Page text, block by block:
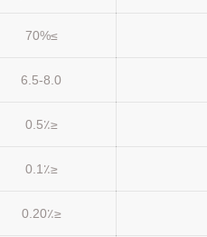
≥70%
6.5-8.0
≤0.5٪
≤0.1٪
≤0.20٪